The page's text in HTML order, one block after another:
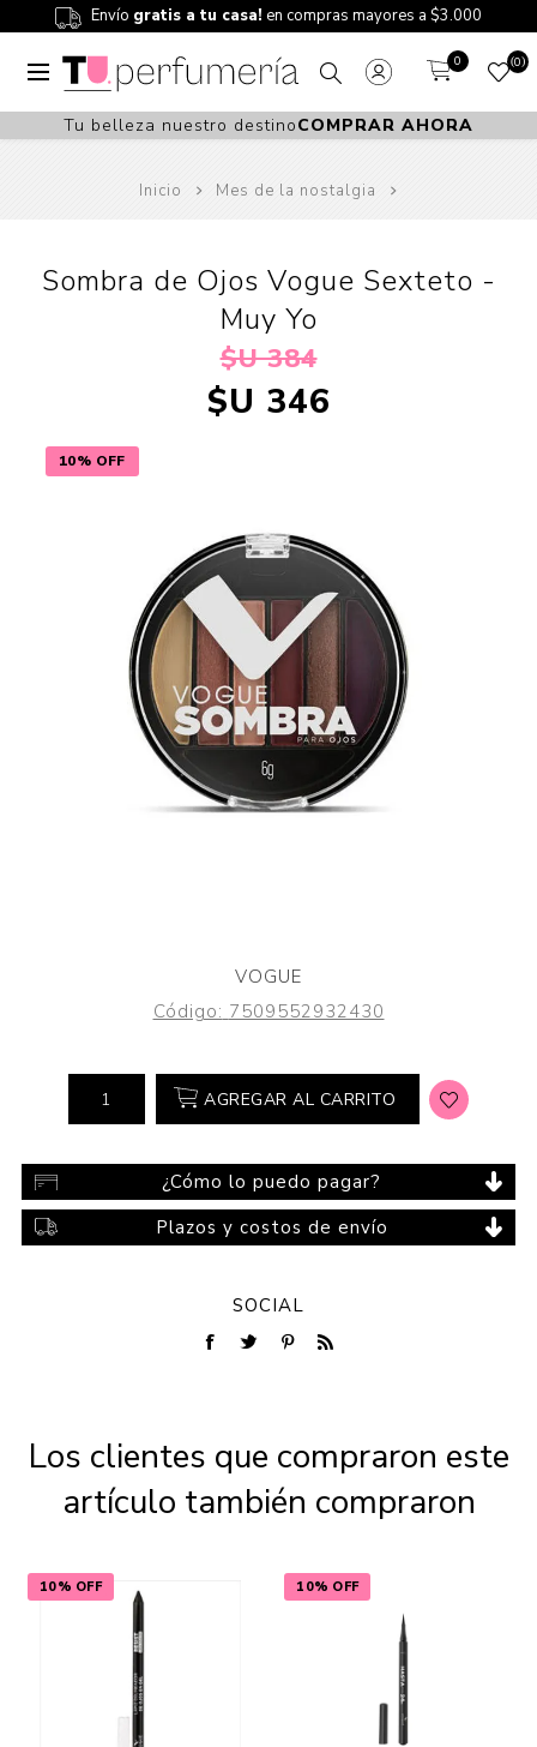
Envío gratis a tu casa! en compras mayores a $3.000
0 0
Tu belleza nuestro destinoCOMPRAR AHORA
Inicio Mes de la nostalgia
10% OFF
Sombra de Ojos Vogue Sexteto -
Muy Yo
$U 384
$U 346
VOGUE
Código: 7509552932430
AGREGAR AL CARRITO
¿Cómo lo puedo pagar?
Plazos y costos de envío
SOCIAL
Los clientes que compraron este
artículo también compraron
10% OFF 10% OFF